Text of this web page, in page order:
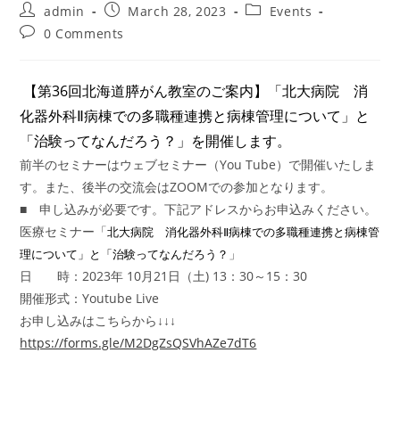
Post
author:
admin
Post
published:
March 28, 2023
PostEvents
Post0 Comments
【第36回北海道膵がん教室のご案内】「北大病院 消
化器外科Ⅱ病棟での多職種連携と病棟管理について」と
「治験ってなんだろう？」を開催します。
前半のセミナーはウェブセミナー（You Tube）で開催いたしま
す。また、後半の交流会はZOOMでの参加となります。
■ 申し込みが必要です。下記アドレスからお申込みください。
医療セミナー「北大病院 消化器外科Ⅱ病棟での多職種連携と病棟管
理について」と「治験ってなんだろう？ 」
日 時：2023年 10月21日（土) 13：30～15：30
開催形式：Youtube Live
お申し込みはこちらから↓↓↓
https://forms.gle/M2DgZsQSVhAZe7dT6